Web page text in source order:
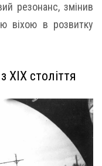
резонанс, змінив
віхою в розвитку
століття